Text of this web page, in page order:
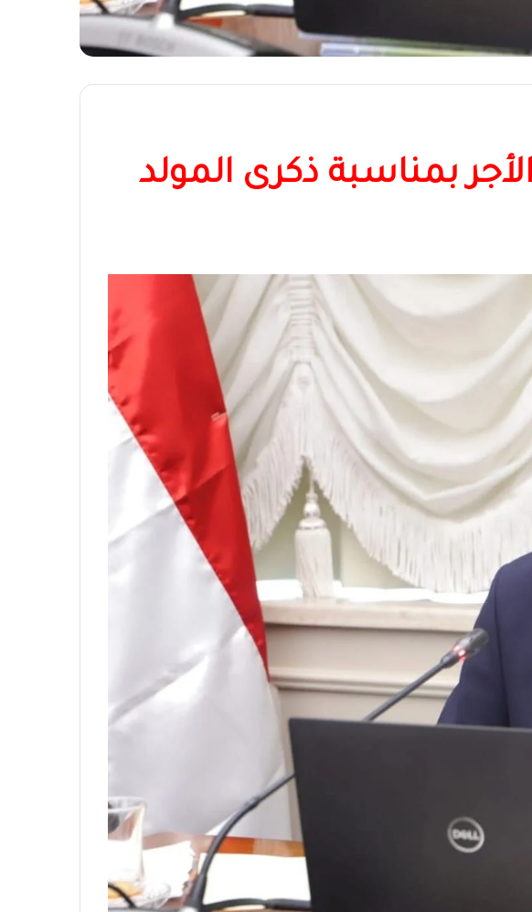
بمناسبة ذكرى المولد